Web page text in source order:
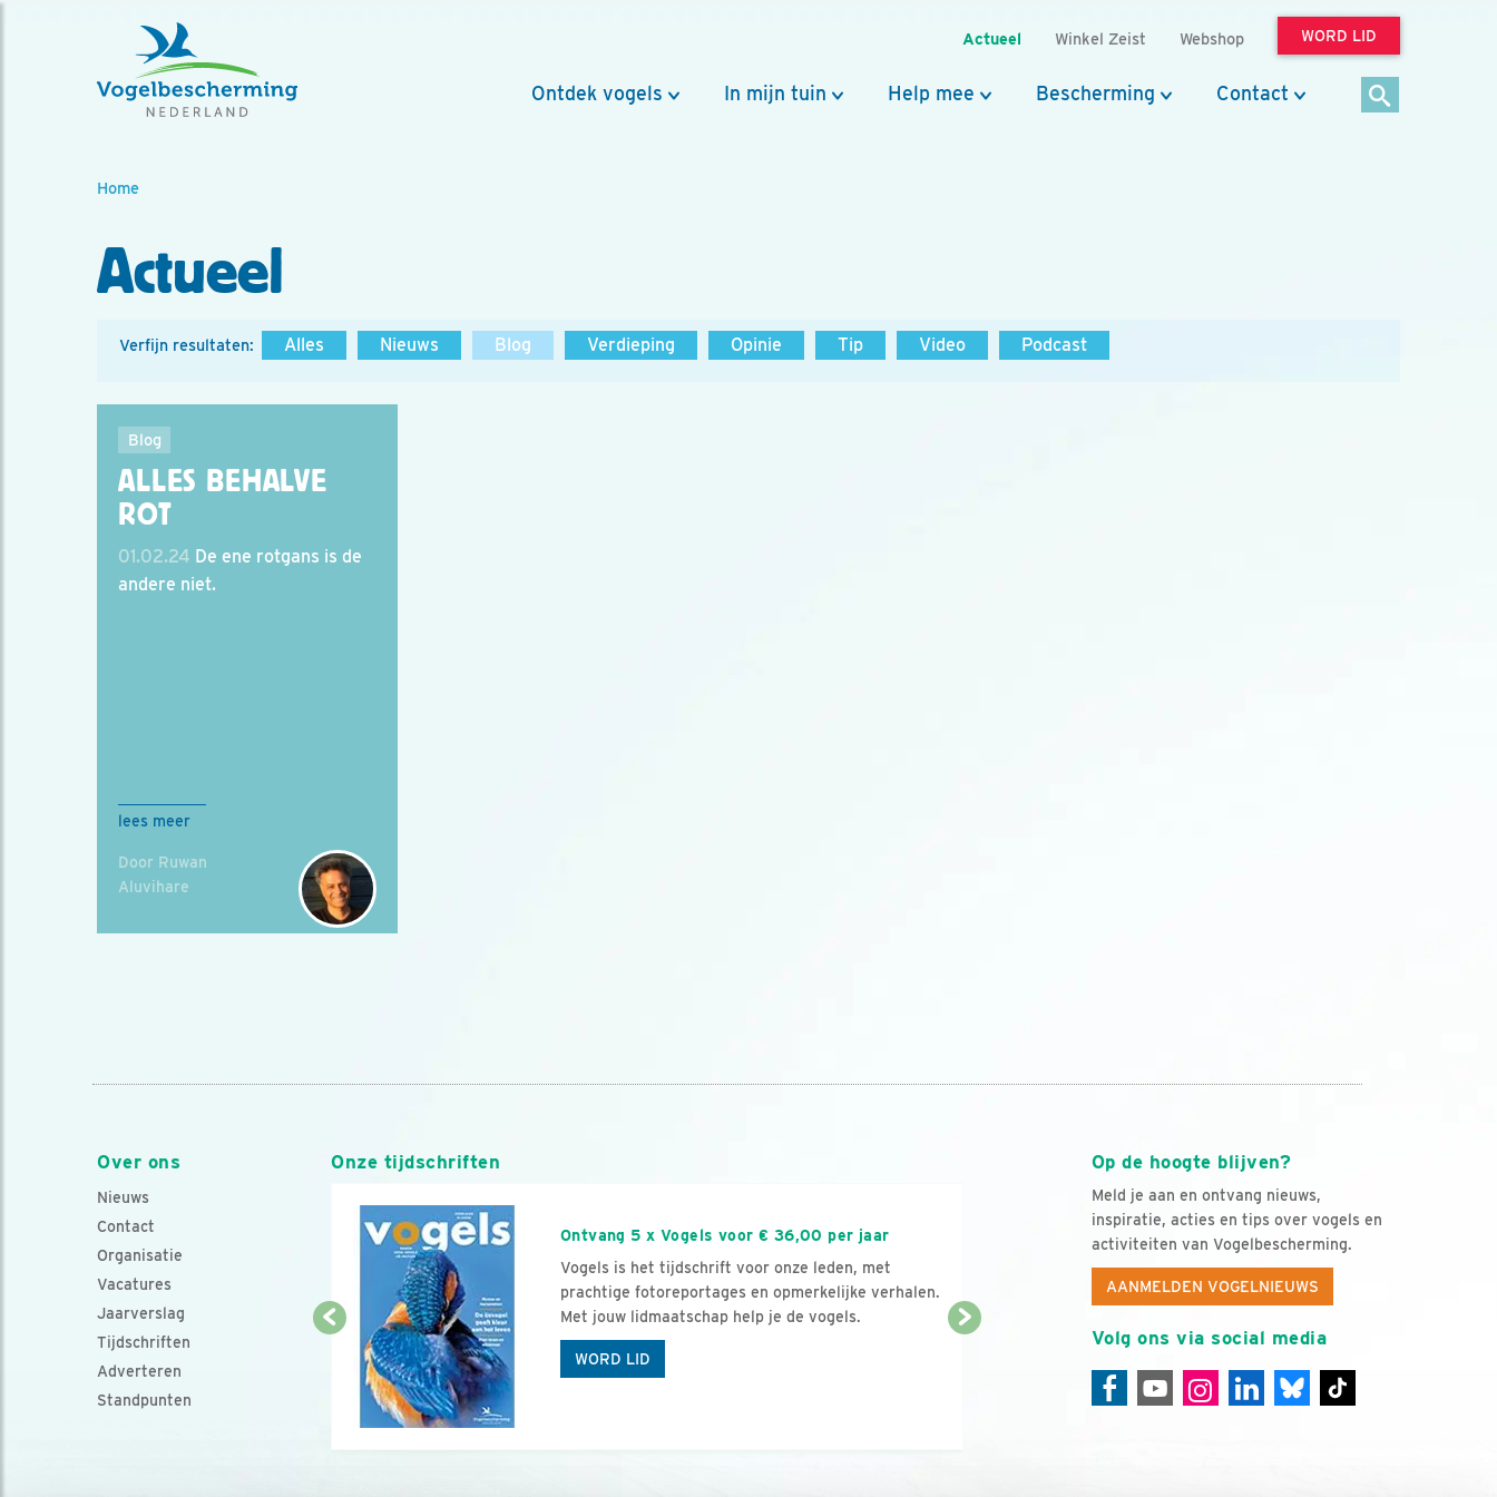
Actueel Winkel Zeist Webshop WORD LID
Ontdek vogels In mijn tuin Help mee Bescherming Contact
Home
Actueel
Verfijn resultaten: Alles Nieuws Blog Verdieping Opinie Tip Video Podcast
Blog
ALLES BEHALVE
ROT
01.02.24 De ene rotgans is de
andere niet.
lees meer
Door Ruwan
Aluvihare
Over ons
Nieuws
Contact
Organisatie
Vacatures
Jaarverslag
Tijdschriften
Adverteren
Standpunten
Op de hoogte blijven?
Meld je aan en ontvang nieuws,
inspiratie, acties en tips over vogels en
activiteiten van Vogelbescherming.
AANMELDEN VOGELNIEUWS
Volg ons via social media
Onze tijdschriften
Ontvang 5 x Vogels voor € 36,00 per jaar
Vogels is het tijdschrift voor onze leden, met
prachtige fotoreportages en opmerkelijke verhalen.
Met jouw lidmaatschap help je de vogels.
WORD LID